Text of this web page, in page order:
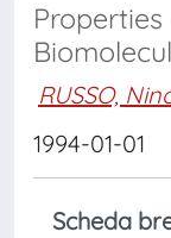
RUSSO,
1994-01-01
Scheda